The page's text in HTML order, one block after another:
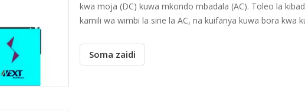
kwa moja (DC) kuwa mkondo mbadala (AC). Toleo la
kamili wa wimbi la sine la AC, na kuifanya kuwa bora kwa
Soma zaidi